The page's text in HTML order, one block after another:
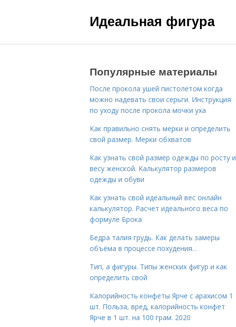
Идеальная фигура
Популярные материалы
После прокола ушей пистолетом когда
можно надевать свои серьги. Инструкция
по уходу после прокола мочки уха
Как правильно снять мерки и определить
свой размер. Мерки обхватов
Как узнать свой размер одежды по росту и
весу женской. Калькулятор размеров
одежды и обуви
Как узнать свой идеальный вес онлайн
калькулятор. Расчет идеального веса по
формуле Брока
Бедра талия грудь. Как делать замеры
объёма в процессе похудения…
Тип, а фигуры. Типы женских фигур и как
определить свой
Калорийность конфеты Ярче с арахисом 1
шт. Польза, вред, калорийность конфет
Ярче в 1 шт. на 100 грам. 2020